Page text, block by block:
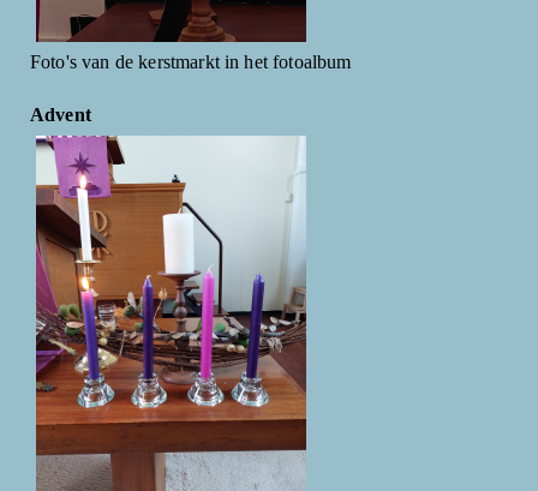
Foto's van de kerstmarkt in het fotoalbum
Advent